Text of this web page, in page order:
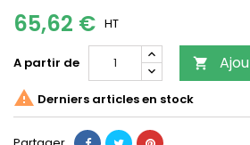
65,62 € HT
A partir de 
 Derniers articles en stock